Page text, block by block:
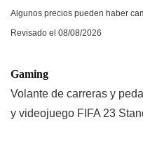
Algunos precios pueden haber
Revisado el 08/08/2026
Gaming
Volante de carreras y
y videojuego FIFA 23